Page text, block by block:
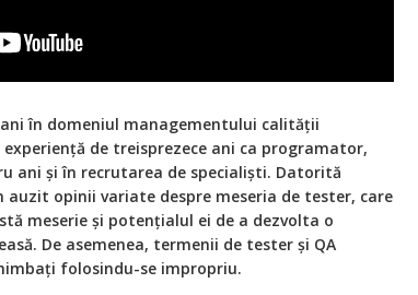
în domeniul managementului calității
de treisprezece ani ca programator,
ani și în recrutarea de specialiști. Datorită
auzit opinii variate despre meseria de tester, care
meserie și potențialul ei de a dezvolta o
De asemenea, termenii de tester și QA
folosindu-se impropriu.